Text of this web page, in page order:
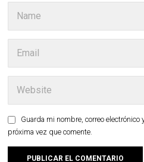
Guarda mi nombre, correo
próxima vez que comente.